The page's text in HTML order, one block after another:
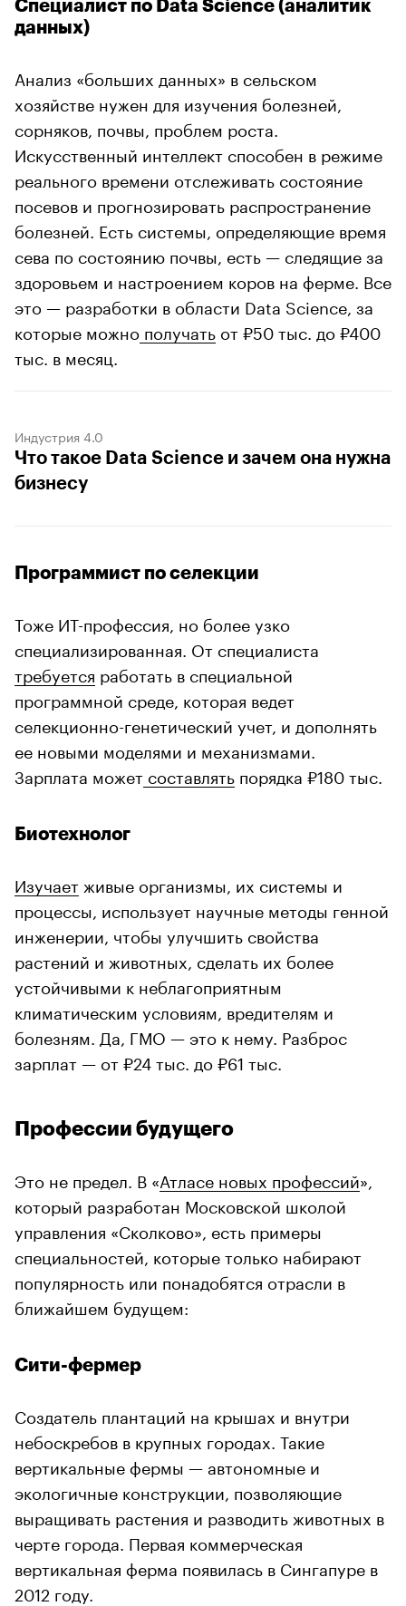
Специалист по Data Science (аналитик
данных)
Анализ «больших данных» в сельском
хозяйстве нужен для изучения болезней,
сорняков, почвы, проблем роста.
Искусственный интеллект способен в режиме
реального времени отслеживать состояние
посевов и прогнозировать распространение
болезней. Есть системы, определяющие время
сева по состоянию почвы, есть — следящие за
здоровьем и настроением коров на ферме. Все
это — разработки в области Data Science, за
которые можно получать от ₽50 тыс. до ₽400
тыс. в месяц.
Индустрия 4.0
Что такое Data Science и зачем она нужна
бизнесу
Программист по селекции
Тоже ИТ-профессия, но более узко
специализированная. От специалиста
требуется работать в специальной
программной среде, которая ведет
селекционно-генетический учет, и дополнять
ее новыми моделями и механизмами.
Зарплата может составлять порядка ₽180 тыс.
Биотехнолог
Изучает живые организмы, их системы и
процессы, использует научные методы генной
инженерии, чтобы улучшить свойства
растений и животных, сделать их более
устойчивыми к неблагоприятным
климатическим условиям, вредителям и
болезням. Да, ГМО — это к нему. Разброс
зарплат — от ₽24 тыс. до ₽61 тыс.
Профессии будущего
Это не предел. В «Атласе новых профессий»,
который разработан Московской школой
управления «Сколково», есть примеры
специальностей, которые только набирают
популярность или понадобятся отрасли в
ближайшем будущем:
Сити-фермер
Создатель плантаций на крышах и внутри
небоскребов в крупных городах. Такие
вертикальные фермы — автономные и
экологичные конструкции, позволяющие
выращивать растения и разводить животных в
черте города. Первая коммерческая
вертикальная ферма появилась в Сингапуре в
2012 году.